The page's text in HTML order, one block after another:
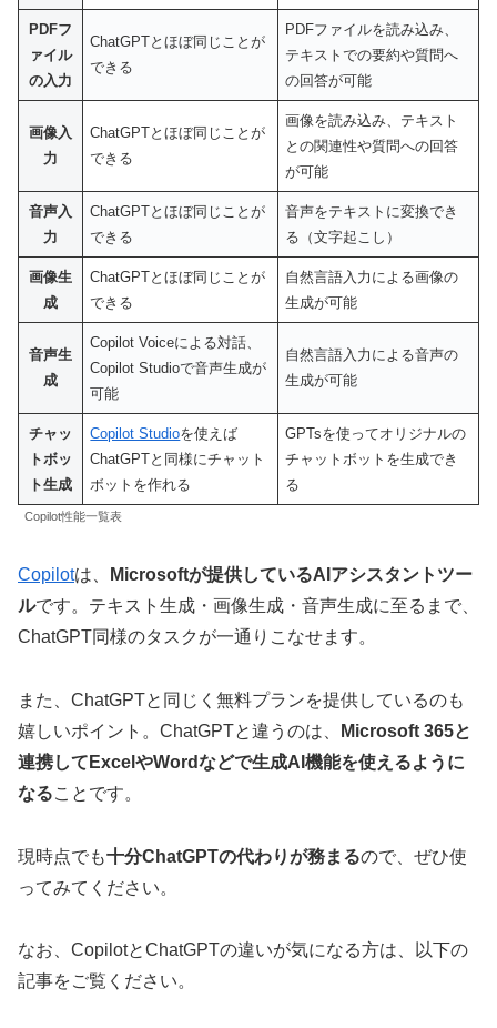
PDFフ
ァイル
の入力
ChatGPTとほぼ同じことが
できる
PDFファイルを読み込み、
テキストでの要約や質問へ
の回答が可能
画像入
力
ChatGPTとほぼ同じことが
できる
画像を読み込み、テキスト
との関連性や質問への回答
が可能
音声入
力
ChatGPTとほぼ同じことが
できる
音声をテキストに変換でき
る（文字起こし）
画像生
成
ChatGPTとほぼ同じことが
できる
自然言語入力による画像の
生成が可能
音声生
成
Copilot Voiceによる対話、
Copilot Studioで音声生成が
可能
自然言語入力による音声の
生成が可能
チャッ
トボッ
ト生成
Copilot Studioを使えば
ChatGPTと同様にチャット
ボットを作れる
GPTsを使ってオリジナルの
チャットボットを生成でき
る
Copilot性能一覧表
Copilotは、
Microsoftが提供しているAIアシスタントツー
ルです。テキスト生成・画像生成・音声生成に至るまで、
ChatGPT同様のタスクが一通りこなせます。
また、ChatGPTと同じく無料プランを提供しているのも
嬉しいポイント。ChatGPTと違うのは、
Microsoft 365と
連携してExcelやWordなどで生成AI機能を使えるように
なることです。
現時点でも十分ChatGPTの代わりが務まるので、ぜひ使
ってみてください。
なお、CopilotとChatGPTの違いが気になる方は、以下の
記事をご覧ください。